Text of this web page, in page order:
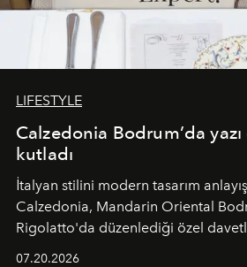
LIFESTYLE
Calzedonia Bodrum’da
kutladı
İtalyan stilini modern tasarım
Calzedonia, Mandarin Oriental
Rigolatto'da düzenlediği özel
07.20.2026